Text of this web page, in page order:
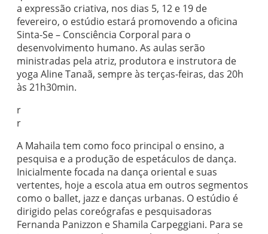
a expressão criativa, nos dias 5, 12 e 19 de
fevereiro, o estúdio estará promovendo a oficina
Sinta-Se – Consciência Corporal para o
desenvolvimento humano. As aulas serão
ministradas pela atriz, produtora e instrutora de
yoga Aline Tanaã, sempre às terças-feiras, das 20h
às 21h30min.
r
r
A Mahaila tem como foco principal o ensino, a
pesquisa e a produção de espetáculos de dança.
Inicialmente focada na dança oriental e suas
vertentes, hoje a escola atua em outros segmentos
como o ballet, jazz e danças urbanas. O estúdio é
dirigido pelas coreógrafas e pesquisadoras
Fernanda Panizzon e Shamila Carpeggiani. Para se